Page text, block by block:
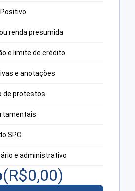
renda presumida
e limite de crédito
e anotações
de protestos
SPC
e administrativo
(R$0,00)